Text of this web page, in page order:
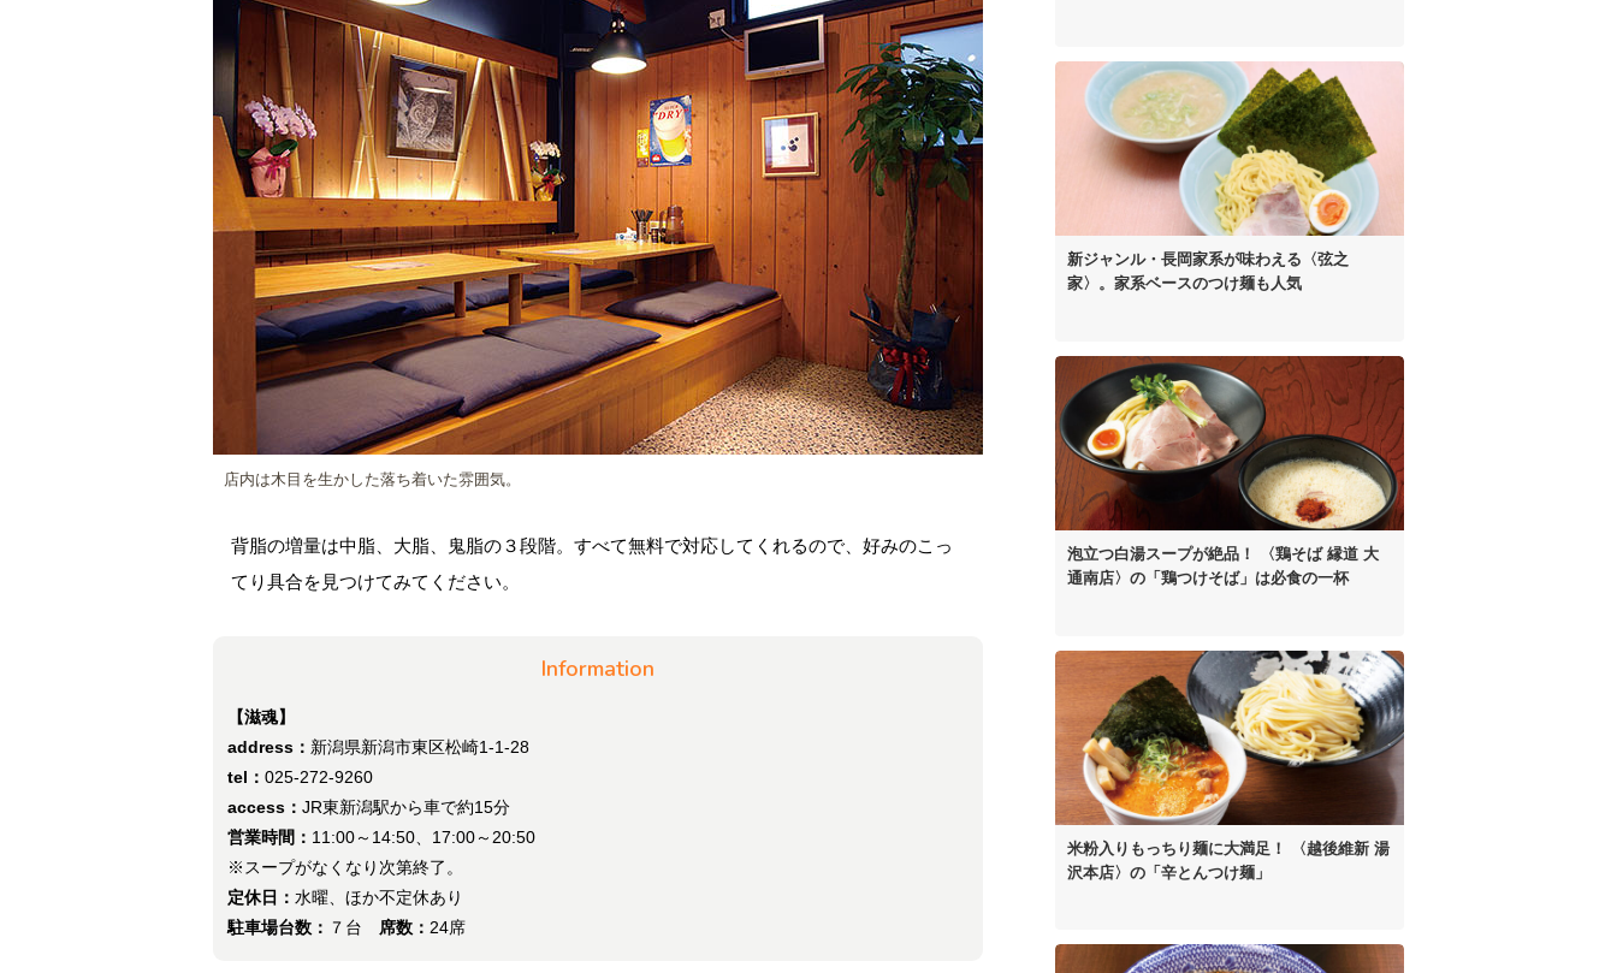
店内は木目を生かした落ち着いた雰囲気。
背脂の増量は中脂、大脂、鬼脂の３段階。すべて無料で対応してくれるので、好みのこっ
てり具合を見つけてみてください。
Information
【滋魂】
address： 新潟県新潟市東区松崎1-1-28
tel： 025-272-9260
access： JR東新潟駅から車で約15分
営業時間： 11:00～14:50、17:00～20:50
※スープがなくなり次第終了。
定休日： 水曜、ほか不定休あり
駐車場台数： ７台 席数： 24席
新ジャンル・長岡家系が味わえる〈弦之
家〉。 家系ベースのつけ麺も人気
泡立つ白湯スープが絶品！
〈鶏そば 縁道 大
通南店〉の 「鶏つけそば」は必食の一杯
米粉入り もっちり麺に大満足！
〈越後維新 湯
沢本店〉の 「辛とんつけ麺」